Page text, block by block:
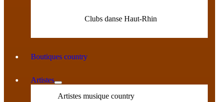
Clubs danse Haut-Rhin
Boutiques country
Artistes
Artistes musique country